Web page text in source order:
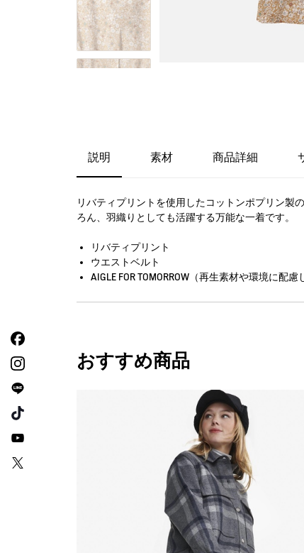
説明 素材 商品詳細
リバティプリントを使用したコットンポプリン製
ろん、羽織りとしても活躍する万能な一着です。
リバティプリント
ウエストベルト
AIGLE FOR TOMORROW（再生素材や環境に配
おすすめ商品